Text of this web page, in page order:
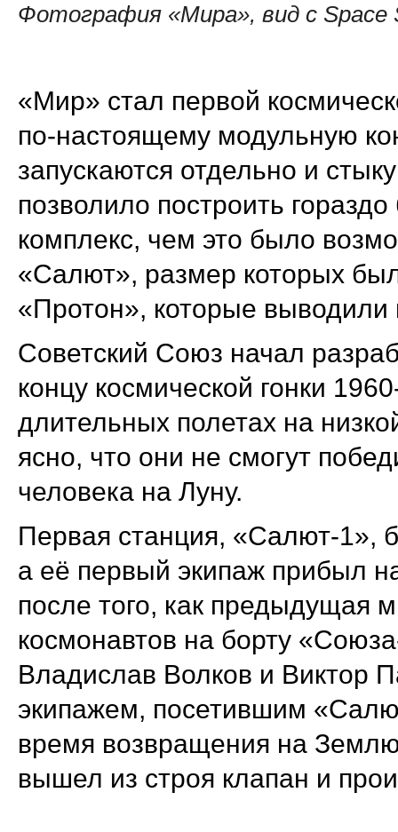
Фотография «Мира», вид с Space
«Мир» стал первой
по-настоящему модульную
запускаются отдельно и
позволило построить
комплекс, чем это было
«Салют», размер которых
«Протон», которые выводили
Советский Союз начал
концу космической гонки
длительных полетах на
ясно, что они не смогут
человека на Луну.
Первая станция, «Салют-1»,
а её первый экипаж прибыл
после того, как предыдущая
космонавтов на борту
Владислав Волков и Виктор
экипажем, посетившим
время возвращения на
вышел из строя клапан и